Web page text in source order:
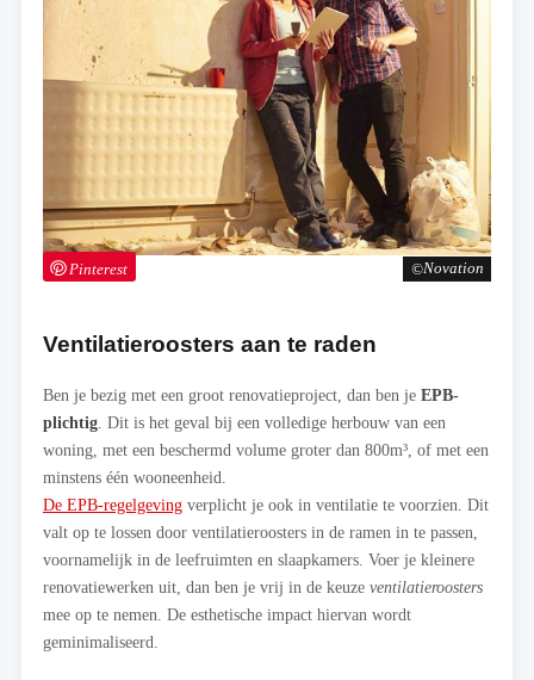
Novation
Pinterest
Ventilatieroosters aan te raden
Ben je bezig met een groot renovatieproject, dan ben je EPB-
plichtig . Dit is het geval bij een volledige herbouw van een
woning, met een beschermd volume groter dan 800m³, of met een
minstens één wooneenheid.
De EPB-regelgeving verplicht je ook in ventilatie te voorzien. Dit
valt op te lossen door ventilatieroosters in de ramen in te passen,
voornamelijk in de leefruimten en slaapkamers. Voer je kleinere
renovatiewerken uit, dan ben je vrij in de keuze ventilatieroosters
mee op te nemen. De esthetische impact hiervan wordt
geminimaliseerd.